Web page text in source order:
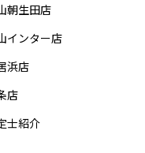
朝生田店
インター店
浜店
店
士紹介